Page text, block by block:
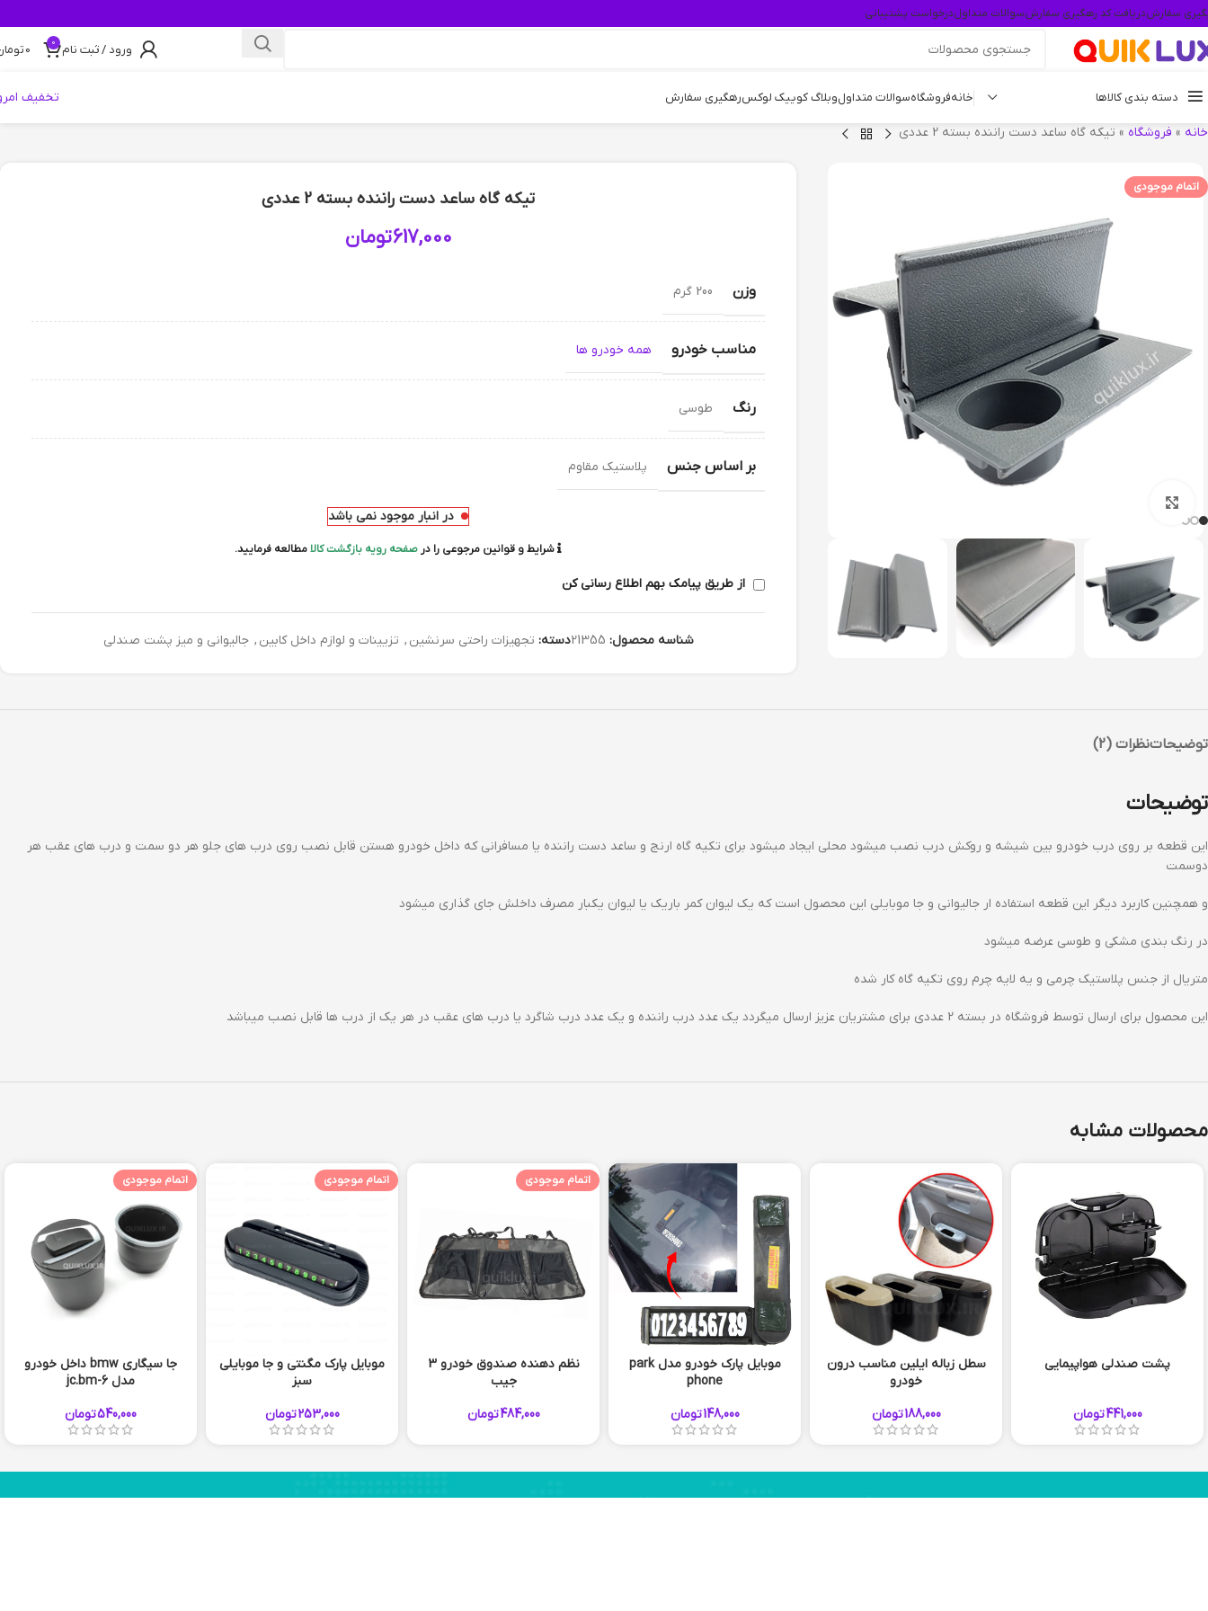
سفارشدریافت کد رهگیری سفارشسوالات متداولدرخواست پشتیبانی
ورود / ثبت نام 0
0
دسته بندی کالاها خانهفروشگاهسوالات متداولوبلاگ کوییک لوکسرهگیری سفارش تخفیف
خانه » فروشگاه » تیکه گاه ساعد دست راننده بسته 2 عددی
اتمام موجودی
تیکه گاه ساعد دست راننده بسته 2 عددی
617,000تومان
وزن 200 گرم
مناسب خودرو همه خودرو ها
رنگ طوسی
بر اساس جنس پلاستیک مقاوم
در انبار موجود نمی باشد
شرایط و قوانین مرجوعی را در صفحه رویه بازگشت کالامطالعه فرمایید.
از طریق پیامک بهم اطلاع رسانی کن
شناسه محصول: 21355دسته: تجهیزات راحتی سرنشین , تزیینات و لوازم داخل کابین , جالیوانی و میز پشت صندلی
توضیحاتنظرات (2)
توضیحات
این قطعه بر روی درب خودرو بین شیشه و روکش درب نصب میشود محلی ایجاد میشود برای تکیه گاه ارنج و ساعد دست راننده یا مسافرانی که داخل خودرو هستن قابل نصب روی درب های جلو هر دو سمت و درب های عقب هر
دوسمت
و همچنین کاربرد دیگر این قطعه استفاده ار جالیوانی و جا موبایلی این محصول است که یک لیوان کمر باریک یا لیوان یکبار مصرف داخلش جای گذاری میشود
در رنگ بندی مشکی و طوسی عرضه میشود
متریال از جنس پلاستیک چرمی و یه لایه چرم روی تکیه گاه کار شده
این محصول برای ارسال توسط فروشگاه در بسته 2 عددی برای مشتریان عزیز ارسال میگردد یک عدد درب راننده و یک عدد درب شاگرد یا درب های عقب در هر یک از درب ها قابل نصب میباشد
محصولات مشابه
پشت صندلی هواپیمایی
441,000تومان
سطل زباله ایلین مناسب درون
خودرو
188,000تومان
موبایل پارک خودرو مدل park
phone
148,000تومان
اتمام موجودی
نظم دهنده صندوق خودرو 3
جیب
484,000تومان
اتمام موجودی
موبایل پارک مگنتی و جا موبایلی
سبز
253,000تومان
اتمام موجودی
جا سيگاري bmw داخل خودرو
مدل jc.bm-6
540,000تومان